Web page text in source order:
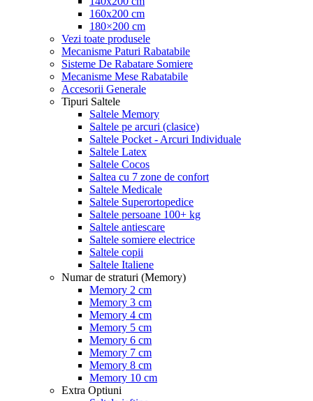
160x200 cm
180×200 cm
Vezi toate produsele
Mecanisme Paturi Rabatabile
Sisteme De Rabatare Somiere
Mecanisme Mese Rabatabile
Accesorii Generale
Tipuri Saltele
Saltele Memory
Saltele pe arcuri (clasice)
Saltele Pocket - Arcuri Individuale
Saltele Latex
Saltele Cocos
Saltea cu 7 zone de confort
Saltele Medicale
Saltele Superortopedice
Saltele persoane 100+ kg
Saltele antiescare
Saltele somiere electrice
Saltele copii
Saltele Italiene
Numar de straturi (Memory)
Memory 2 cm
Memory 3 cm
Memory 4 cm
Memory 5 cm
Memory 6 cm
Memory 7 cm
Memory 8 cm
Memory 10 cm
Extra Optiuni